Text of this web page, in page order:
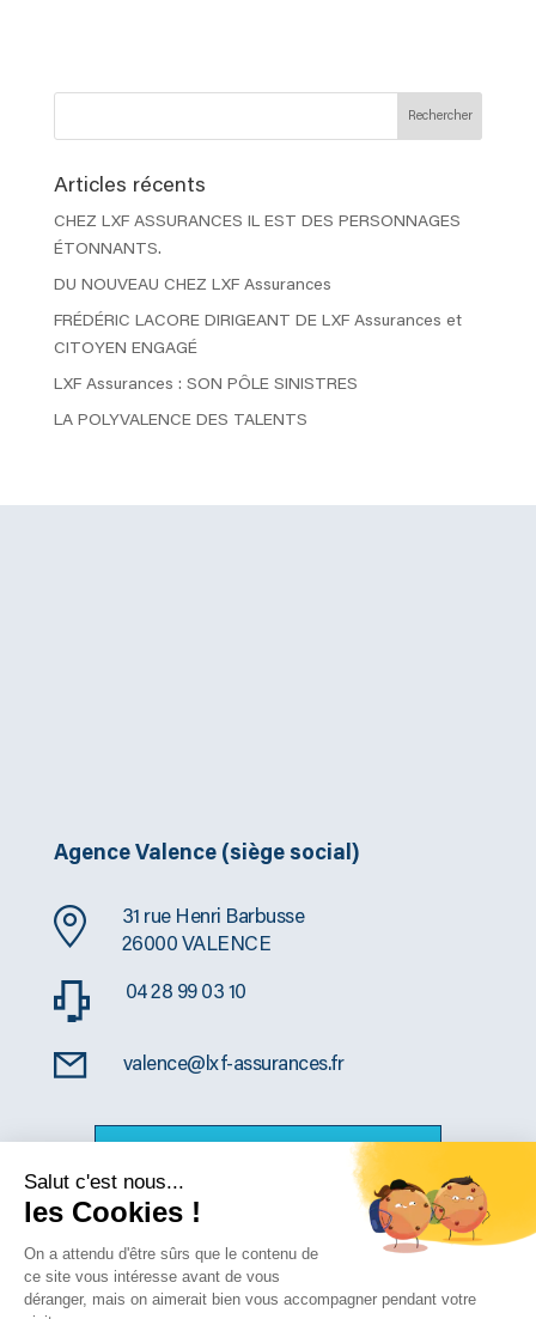
Articles récents
CHEZ LXF ASSURANCES IL EST DES PERSONNAGES
ÉTONNANTS.
DU NOUVEAU CHEZ LXF Assurances
FRÉDÉRIC LACORE DIRIGEANT DE LXF Assurances et
CITOYEN ENGAGÉ
LXF Assurances : SON PÔLE SINISTRES
LA POLYVALENCE DES TALENTS
Agence Valence (siège social)
31 rue Henri Barbusse
26000 VALENCE
04 28 99 03 10
valence@lxf-assurances.fr
CONSULTER NOS AUTRES AGENCES
SUIVEZ-NOUS
Salut c'est nous...
les Cookies !
On a attendu d'être sûrs que le contenu de
ce site vous intéresse avant de vous
déranger, mais on aimerait bien vous accompagner pendant votre